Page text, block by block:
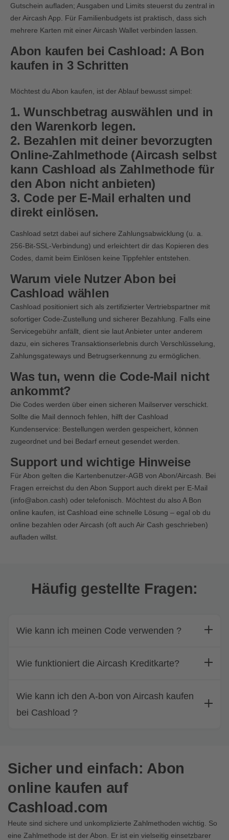
Gutschein aufladen; Ausgaben und Limits steuerst du zentral in
der Aircash App. Für Familienbudgets ist praktisch, dass sich
mehrere Karten mit einer Aircash Wallet verbinden lassen.
Abon kaufen bei Cashload: A Bon
kaufen in 3 Schritten
Möchtest du Abon kaufen, ist der Ablauf bewusst simpel:
1. Wunschbetrag auswählen und in
den Warenkorb legen.
2. Bezahlen mit deiner bevorzugten
Online-Zahlmethode (Aircash selbst
kann Cashload als Zahlmethode für
den Abon nicht anbieten)
3. Code per E-Mail erhalten und
direkt einlösen.
Cashload setzt dabei auf sichere Zahlungsabwicklung (u. a.
256-Bit-SSL-Verbindung) und erleichtert dir das Kopieren des
Codes, damit beim Einlösen keine Tippfehler entstehen.
Warum viele Nutzer Abon bei
Cashload wählen
Cashload positioniert sich als zertifizierter Vertriebspartner mit
sofortiger Code-Zustellung und sicherer Bezahlung. Falls eine
Servicegebühr anfällt, dient sie laut Anbieter unter anderem
dazu, ein sicheres Transaktionserlebnis durch Verschlüsselung,
Zahlungsgateways und Betrugserkennung zu ermöglichen.
Was tun, wenn die Code-Mail nicht
ankommt?
Die Codes werden über einen sicheren Mailserver verschickt.
Sollte die Mail dennoch fehlen, hilft der Cashload
Kundenservice: Bestellungen werden gespeichert, können
zugeordnet und bei Bedarf erneut gesendet werden.
Support und wichtige Hinweise
Für Abon gelten die Kartenbenutzer-AGB von Abon/Aircash. Bei
Fragen erreichst du den Abon Support auch direkt per E-Mail
(info@abon.cash) oder telefonisch. Möchtest du also A Bon
online kaufen, ist Cashload eine schnelle Lösung – egal ob du
online bezahlen oder Aircash (oft auch Air Cash geschrieben)
aufladen willst.
Häufig gestellte Fragen:
Wie kann ich meinen Code verwenden ?
Wie funktioniert die Aircash Kreditkarte?
Wie kann ich den A-bon von Aircash kaufen
bei Cashload ?
Sicher und einfach: Abon
online kaufen auf
Cashload.com
Heute sind sichere und unkomplizierte Zahlmethoden wichtig. So
eine Zahlmethode ist der Abon. Er ist ein vielseitig einsetzbarer